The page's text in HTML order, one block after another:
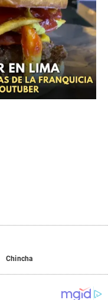
Chincha